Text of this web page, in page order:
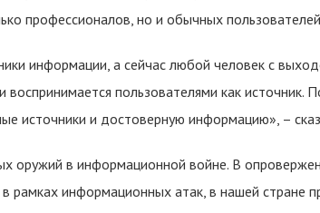
профессионалов, но и обычных
информации, а сейчас любой человек с
воспринимается пользователями как источник.
источники и достоверную информацию», –
оружий в информационной войне. В
рамках информационных атак, в нашей стране